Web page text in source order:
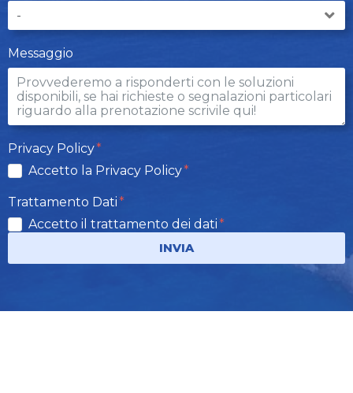
Messaggio
Privacy Policy
Accetto la Privacy Policy
Trattamento Dati
Accetto il trattamento dei dati
INVIA